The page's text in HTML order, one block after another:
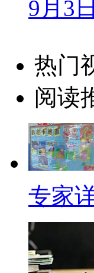
有一个
知识。
【同期
减负效
概而论
呀他可
体情况
【解说
越来越
9月3
热门
阅读
专家